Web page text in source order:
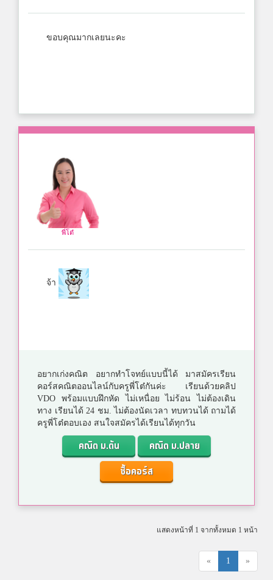
ขอบคุณมากเลยนะคะ
พี่โต๋
จ้า
อยากเก่งคณิต อยากทำโจทย์แบบนี้ได้ มาสมัครเรียน
คอร์สคณิตออนไลน์กับครูพี่โต๋กันค่ะ เรียนด้วยคลิป
VDO พร้อมแบบฝึกหัด ไม่เหนื่อย ไม่ร้อน ไม่ต้องเดิน
ทาง เรียนได้ 24 ชม. ไม่ต้องนัดเวลา ทบทวนได้ ถามได้
ครูพี่โต๋ตอบเอง สนใจสมัครได้เรียนได้ทุกวัน
คณิต ม.ต้น
คณิต ม.ปลาย
ซื้อคอร์ส
แสดงหน้าที่ 1 จากทั้งหมด 1 หน้า
« 1 »